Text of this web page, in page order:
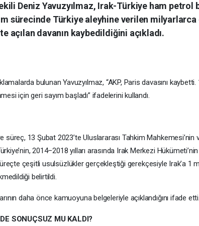
Deniz Yavuzyılmaz, Irak-Türkiye ham petrol
sürecinde Türkiye aleyhine verilen milyarlarca
açılan davanın kaybedildiğini açıkladı.
bulunan Yavuzyılmaz, “AKP, Paris davasını
için geri sayım başladı” ifadelerini kullandı.
süreç, 13 Şubat 2023’te Uluslararası Tahkim Mahkemesi’nin
2014–2018 yılları arasında Irak Merkezi
çeşitli usulsüzlükler gerçekleştiği gerekçesiyle Irak’a 1
belirtildi.
daha önce kamuoyuna belgeleriyle açıklandığını ifade etti.
SONUÇSUZ MU KALDI?